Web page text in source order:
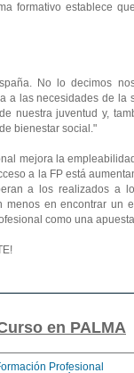
formativo establece
No lo decimos
a las necesidades de
nuestra juventud y,
bienestar social."
mejora la
a la FP está
a los realizados a
en encontrar un
como una
en PALMA
Profesional